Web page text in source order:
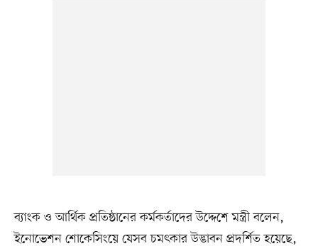
ব্যাংক ও আর্থিক প্রতিষ্ঠানের কর্মকর্তাদের উদ্দেশে মন্ত্রী বলেন,
ইনোভেশন শোকেসিংয়ে যেসব চমৎকার উদ্ভাবন প্রদর্শিত হয়েছে,